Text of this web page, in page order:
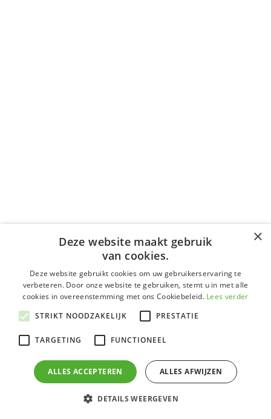
Heeft u
×
Deze website maakt gebruik
van cookies.
Deze website gebruikt cookies om uw gebruikerservaring te
verbeteren. Door onze website te gebruiken, stemt u in met alle
cookies in overeenstemming met ons Cookiebeleid. Lees verder
STRIKT NOODZAKELIJK
PRESTATIE
TARGETING FUNCTIONEEL
ALLES ACCEPTEREN ALLES AFWIJZEN
DETAILS WEERGEVEN